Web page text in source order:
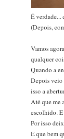
É verdade...
(Depois,
Vamos
qualquer
Quando a
Depois veio
isso a
Até que me
escolhido.
Por isso
E que bem